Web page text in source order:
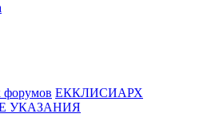
форумов ЕККЛИСИАРХ
УКАЗАНИЯ